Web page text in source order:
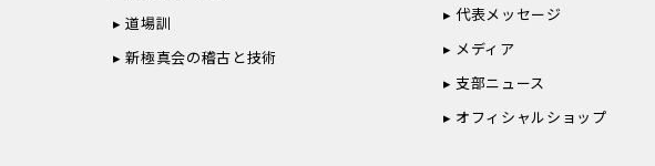
道場訓
新極真会の稽古と技術
代表メッセージ
メディア
支部ニュース
オフィシャルショップ